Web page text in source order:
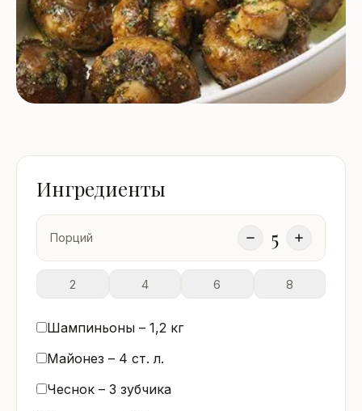
Ингредиенты
Порций 5
2 4 6 8
Шампиньоны – 1,2 кг
Майонез – 4 ст. л.
Чеснок – 3 зубчика